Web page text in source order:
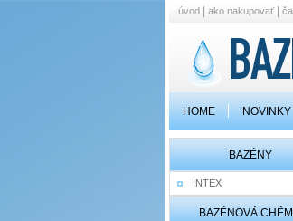
úvod ako nakupovať
HOME NOVINKY
BAZÉNY
INTEX
BAZÉNOVÁ